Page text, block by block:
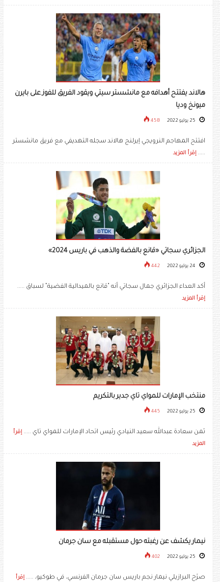
هالاند يفتتح أهدافه مع مانشستر سيتي ويقود الفريق للفوز على بايرن
ميونخ وديا
458
افتتح المهاجم النرويجي إيرلنج هالاند سجله التهديفي مع فريق مانشستر
..... إقرأ المزيد
الجزائري سجاتي «قانع بالفضة والذهب في باريس 2024»
442
أكد العداء الجزائري جمال سجاتي أنه "قانع بالميدالية الفضية" لسباق .....
إقرأ المزيد
منتخب الإمارات للمواي تاي جدير بالتكريم
445
ثمن سعادة عبدالله سعيد النيادي رئيس اتحاد الإمارات للمواي تاي ..... إقرأ
المزيد
نيمار يكشف عن رغبته حول مستقبله مع سان جرمان
402
صرّح البرازيلي نيمار نجم باريس سان جرمان الفرنسي، في طوكيو، ..... إقرأ